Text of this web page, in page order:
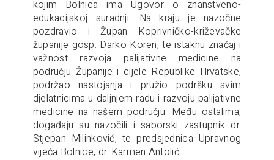
kojim Bolnica ima Ugovor o znanstveno-
edukacijskoj suradnji. Na kraju je nazočne
pozdravio i Župan Koprivničko-križevačke
županije gosp. Darko Koren, te istaknu značaj i
važnost razvoja palijativne medicine na
području Županije i cijele Republike Hrvatske,
podržao nastojanja i pružio podršku svim
djelatnicima u daljnjem radu i razvoju palijativne
medicine na našem području. Među ostalima,
događaju su nazočili i saborski zastupnik dr.
Stjepan Milinković, te predsjednica Upravnog
vijeća Bolnice, dr. Karmen Antolić.